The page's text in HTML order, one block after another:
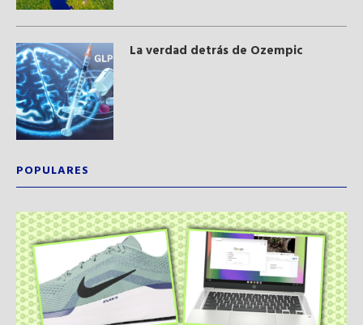
La verdad detrás de Ozempic
POPULARES